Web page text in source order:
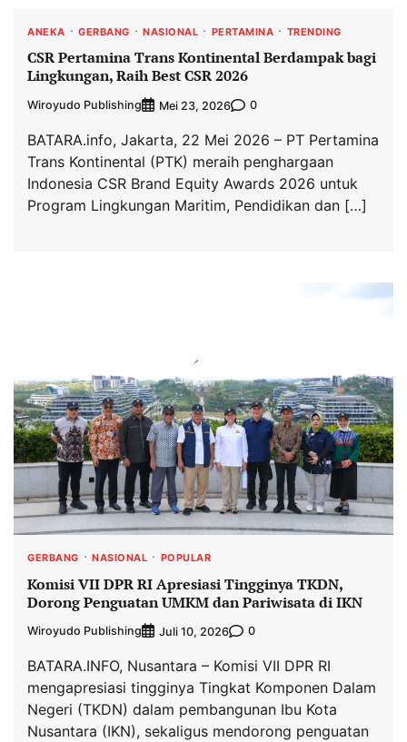
ANEKA GERBANG NASIONAL PERTAMINA TRENDING
CSR Pertamina Trans Kontinental Berdampak bagi
Lingkungan, Raih Best CSR 2026
Wiroyudo Publishing Mei 23, 2026 0
BATARA.info, Jakarta, 22 Mei 2026 – PT Pertamina
Trans Kontinental (PTK) meraih penghargaan
Indonesia CSR Brand Equity Awards 2026 untuk
Program Lingkungan Maritim, Pendidikan dan […]
GERBANG NASIONAL POPULAR
Komisi VII DPR RI Apresiasi Tingginya TKDN,
Dorong Penguatan UMKM dan Pariwisata di IKN
Wiroyudo Publishing Juli 10, 2026 0
BATARA.INFO, Nusantara – Komisi VII DPR RI
mengapresiasi tingginya Tingkat Komponen Dalam
Negeri (TKDN) dalam pembangunan Ibu Kota
Nusantara (IKN), sekaligus mendorong penguatan